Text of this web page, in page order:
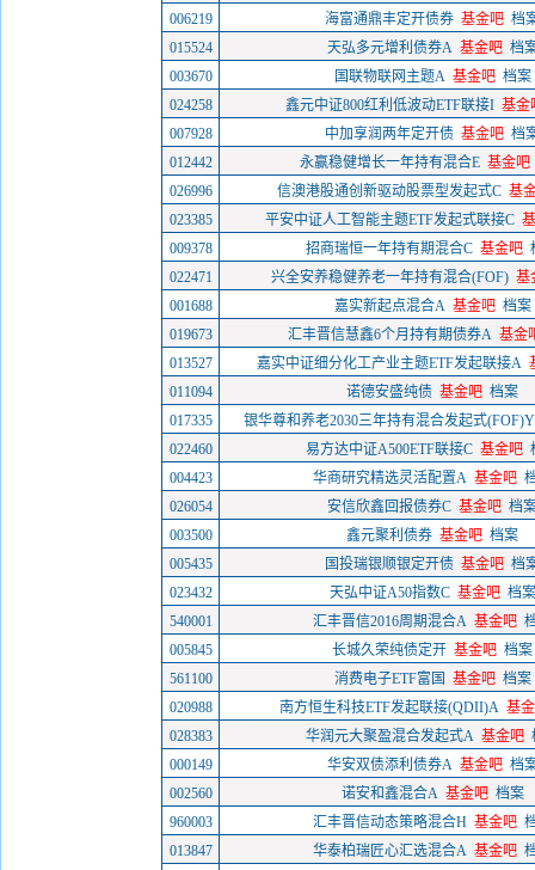
006219
海富通鼎丰定开债券 基金吧 档
015524
天弘多元增利债券A 基金吧 档
003670
国联物联网主题A 基金吧 档案
024258
鑫元中证800红利低波动ETF联接I 基金
007928
中加享润两年定开债 基金吧 档
012442
永赢稳健增长一年持有混合E 基金吧
026996
信澳港股通创新驱动股票型发起式C 基
023385
平安中证人工智能主题ETF发起式联接C
009378
招商瑞恒一年持有期混合C 基金吧
022471
兴全安养稳健养老一年持有混合(FOF) 基
001688
嘉实新起点混合A 基金吧 档案
019673
汇丰晋信慧鑫6个月持有期债券A 基金
013527
嘉实中证细分化工产业主题ETF发起联接A
011094
诺德安盛纯债 基金吧 档案
017335
银华尊和养老2030三年持有混合发起式(FOF)Y
022460
易方达中证A500ETF联接C 基金吧
004423
华商研究精选灵活配置A 基金吧
026054
安信欣鑫回报债券C 基金吧 档
003500
鑫元聚利债券 基金吧 档案
005435
国投瑞银顺银定开债 基金吧 档
023432
天弘中证A50指数C 基金吧 档案
540001
汇丰晋信2016周期混合A 基金吧
005845
长城久荣纯债定开 基金吧 档案
561100
消费电子ETF富国 基金吧 档案
020988
南方恒生科技ETF发起联接(QDII)A 基
028383
华润元大聚盈混合发起式A 基金吧
000149
华安双债添利债券A 基金吧 档
002560
诺安和鑫混合A 基金吧 档案
960003
汇丰晋信动态策略混合H 基金吧
013847
华泰柏瑞匠心汇选混合A 基金吧